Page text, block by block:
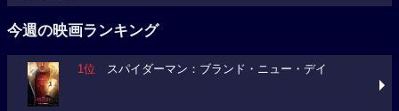
今週の映画ランキング
1位 スパイダーマン：ブランド・ニュー・デイ